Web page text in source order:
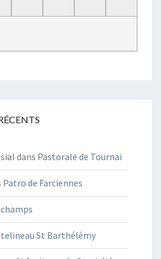
dans Pastorale de Tournai
Patro de Farciennes
St Barthélémy